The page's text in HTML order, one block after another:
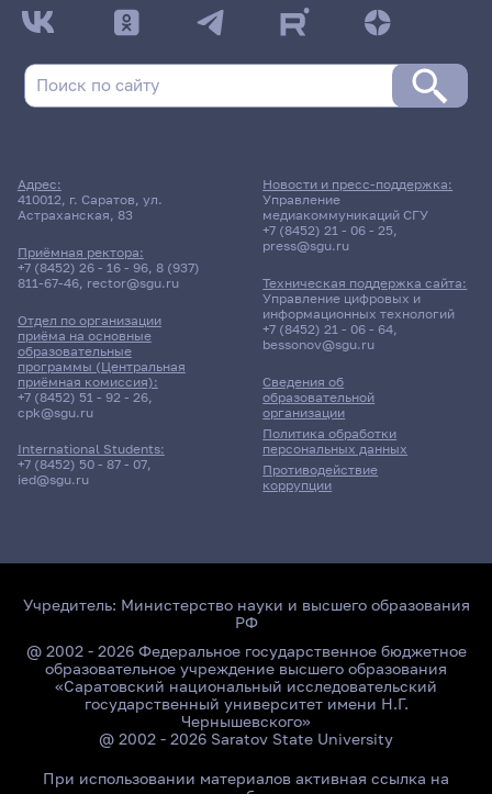
Адрес:
410012, г. Саратов, ул.
Астраханская, 83
Приёмная ректора:
+7 (8452) 26 - 16 - 96, 8 (937)
811-67-46, rector@sgu.ru
Отдел по организации
приёма на основные
образовательные
программы (Центральная
приёмная комиссия):
+7 (8452) 51 - 92 - 26,
cpk@sgu.ru
International Students:
+7 (8452) 50 - 87 - 07,
ied@sgu.ru
Сведения об
образовательной
организации
Политика обработки
персональных данных
Противодействие
коррупции
Новости и пресс-поддержка:
Управление
медиакоммуникаций СГУ
+7 (8452) 21 - 06 - 25,
press@sgu.ru
Техническая поддержка сайта:
Управление цифровых и
информационных технологий
+7 (8452) 21 - 06 - 64,
bessonov@sgu.ru
Учредитель: Министерство науки и высшего образования
РФ
@ 2002 - 2026 Федеральное государственное бюджетное
образовательное учреждение высшего образования
«Саратовский национальный исследовательский
государственный университет имени Н.Г.
Чернышевского»
@ 2002 - 2026 Saratov State University
При использовании материалов активная ссылка на